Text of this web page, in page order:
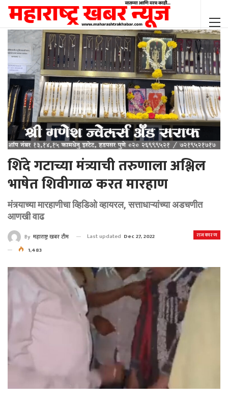
शिंदे गटाच्या मंत्र्याची तरुणाला अश्लिल
भाषेत शिवीगाळ करत मारहाण
मंत्र्याच्या मारहाणीचा व्हिडिओ व्हायरल, सत्ताधाऱ्यांच्या अडचणीत
आणखी वाढ
राजकारण
By महाराष्ट्र खबर टीम Last updated Dec 27, 2022
1,483